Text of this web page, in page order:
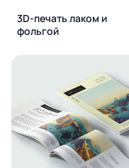
3D-печать лаком и
фольгой